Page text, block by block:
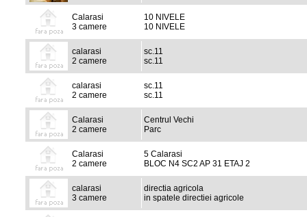
Calarasi
3 camere
10 NIVELE
10 NIVELE
calarasi
2 camere
sc.11
sc.11
calarasi
2 camere
sc.11
sc.11
Calarasi
2 camere
Centrul Vechi
Parc
Calarasi
2 camere
5 Calarasi
BLOC N4 SC2 AP 31 ETAJ 2
calarasi
3 camere
directia agricola
in spatele directiei agricole